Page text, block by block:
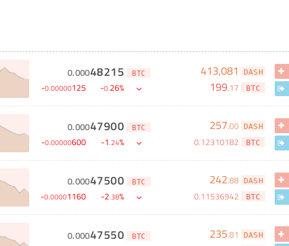
0.00048215 BTC
-0.00000125 -0.26%
413,081 DASH
199.17 BTC
0.00047900 BTC
-0.00000600 -1.24%
257.00 DASH
0.12310182 BTC
0.00047500 BTC
-0.00001160 -2.38%
242.88 DASH
0.11536942 BTC
0.00047550 BTC 235.81 DASH